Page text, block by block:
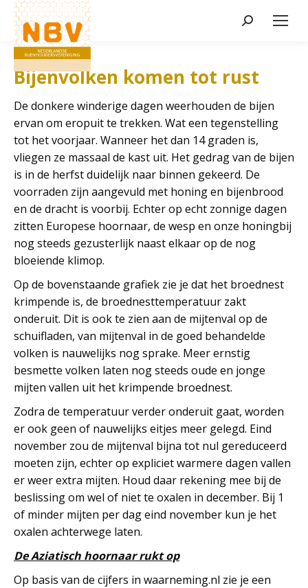
Zoeken:
Bijenvolken komen tot rust
De donkere winderige dagen weerhouden de bijen
ervan om eropuit te trekken. Wat een tegenstelling
tot het voorjaar. Wanneer het dan 14 graden is,
vliegen ze massaal de kast uit. Het gedrag van de bijen
is in de herfst duidelijk naar binnen gekeerd. De
voorraden zijn aangevuld met honing en bijenbrood
en de dracht is voorbij. Echter op echt zonnige dagen
zitten Europese hoornaar, de wesp en onze honingbij
nog steeds gezusterlijk naast elkaar op de nog
bloeiende klimop.
Op de bovenstaande grafiek zie je dat het broednest
krimpende is, de broednesttemperatuur zakt
onderuit. Dit is ook te zien aan de mijtenval op de
schuifladen, van mijtenval in de goed behandelde
volken is nauwelijks nog sprake. Meer ernstig
besmette volken laten nog steeds oude en jonge
mijten vallen uit het krimpende broednest.
Zodra de temperatuur verder onderuit gaat, worden
er ook geen of nauwelijks eitjes meer gelegd. Eind
november zou de mijtenval bijna tot nul gereduceerd
moeten zijn, echter op expliciet warmere dagen vallen
er weer extra mijten. Houd daar rekening mee bij de
beslissing om wel of niet te oxalen in december. Bij 1
of minder mijten per dag eind november kun je het
oxalen achterwege laten.
De Aziatisch hoornaar rukt op
Op basis van de cijfers in waarneming.nl zie je een